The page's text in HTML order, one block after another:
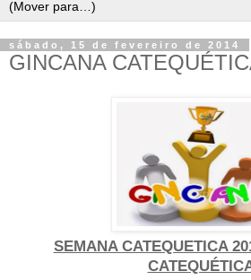
sábado, 15 de fevereiro de 2014
GINCANA
SEMANA CATEQUETICA